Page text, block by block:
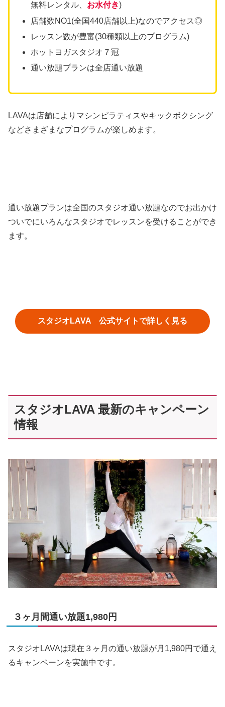
無料レンタル、 お水付き)
店舗数NO1(全国440店舗以上)なのでアクセス◎
レッスン数が豊富(30種類以上のプログラム)
ホットヨガスタジオ７冠
通い放題プランは全店通い放題
LAVAは店舗によりマシンピラティスやキックボクシング
などさまざまなプログラムが楽しめます。
通い放題プランは全国のスタジオ通い放題なのでお出かけ
ついでにいろんなスタジオでレッスンを受けることができ
ます。
スタジオLAVA 公式サイトで詳しく見る
スタジオLAVA 最新のキャンペーン
情報
３ヶ月間通い放題1,980円
スタジオLAVAは現在３ヶ月の通い放題が月1,980円で通え
るキャンペーンを実施中です。